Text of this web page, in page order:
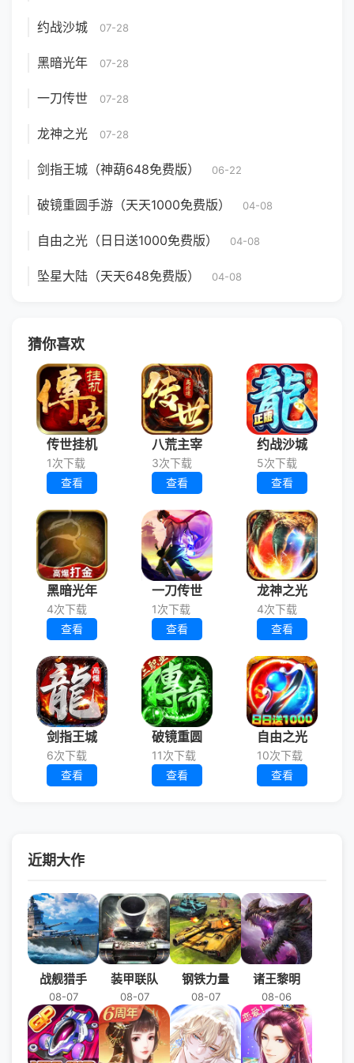
约战沙城 07-28
黑暗光年 07-28
一刀传世 07-28
龙神之光 07-28
剑指王城（神葫648免费版） 06-22
破镜重圆手游（天天1000免费版） 04-08
自由之光（日日送1000免费版） 04-08
坠星大陆（天天648免费版） 04-08
猜你喜欢
传世挂机
1次下载
查看
八荒主宰
3次下载
查看
约战沙城
5次下载
查看
黑暗光年
4次下载
查看
一刀传世
1次下载
查看
龙神之光
4次下载
查看
剑指王城
6次下载
查看
破镜重圆
11次下载
查看
自由之光
10次下载
查看
近期大作
战舰猎手
08-07
装甲联队
08-07
钢铁力量
08-07
诸王黎明
08-06